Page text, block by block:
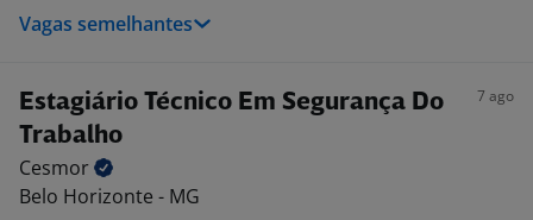
Vagas semelhantes
Estagiário Técnico Em Segurança Do
Trabalho
7 ago
Cesmor
Belo Horizonte - MG